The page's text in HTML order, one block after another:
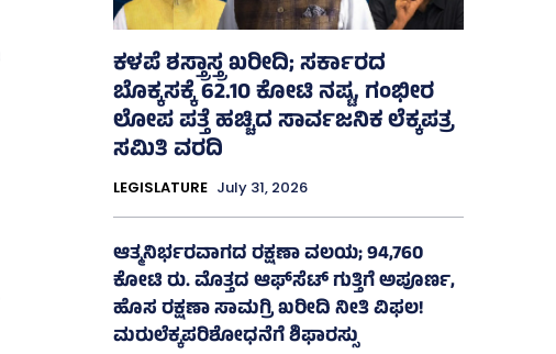
ಕಳಪೆ ಶಸ್ತ್ರಾಸ್ತ್ರ ಖರೀದಿ; ಸರ್ಕಾರದ
ಬೊಕ್ಕಸಕ್ಕೆ 62.10 ಕೋಟಿ ನಷ್ಟ, ಗಂಭೀರ
ಲೋಪ ಪತ್ತೆ ಹಚ್ಚಿದ ಸಾರ್ವಜನಿಕ ಲೆಕ್ಕಪತ್ರ
ಸಮಿತಿ ವರದಿ
LEGISLATURE July 31, 2026
ಆತ್ಮನಿರ್ಭರವಾಗದ ರಕ್ಷಣಾ ವಲಯ; 94,760
ಕೋಟಿ ರು. ಮೊತ್ತದ ಆಫ್‌ಸೆಟ್ ಗುತ್ತಿಗೆ ಅಪೂರ್ಣ,
ಹೊಸ ರಕ್ಷಣಾ ಸಾಮಗ್ರಿ ಖರೀದಿ ನೀತಿ ವಿಫಲ!
ಮರುಲೆಕ್ಕಪರಿಶೋಧನೆಗೆ ಶಿಫಾರಸ್ಸು